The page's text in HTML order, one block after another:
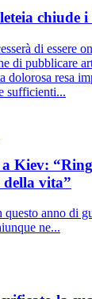
chiude
di essere
di pubblicare
dolorosa resa
sufficienti...
Kiev:
vita”
anno di
ne...